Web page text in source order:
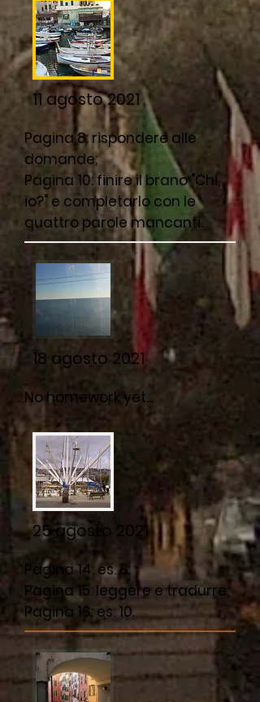
11 agosto 2021
Pagina 8: rispondere alle
domande;
Pagina 10: finire il brano "Chi,
io?" e completarlo con le
quattro parole mancanti.
18 agosto 2021
No homework yet...
25 agosto 2021
Pagina 14: es. 6;
Pagina 15: leggere e tradurre;
Pagina 16: es. 10.